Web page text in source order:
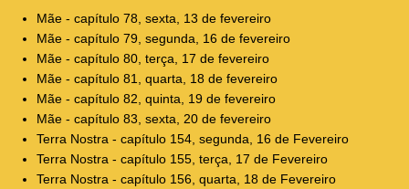
Mãe - capítulo 78, sexta, 13 de fevereiro
Mãe - capítulo 79, segunda, 16 de fevereiro
Mãe - capítulo 80, terça, 17 de fevereiro
Mãe - capítulo 81, quarta, 18 de fevereiro
Mãe - capítulo 82, quinta, 19 de fevereiro
Mãe - capítulo 83, sexta, 20 de fevereiro
Terra Nostra - capítulo 154, segunda, 16 de Fevereiro
Terra Nostra - capítulo 155, terça, 17 de Fevereiro
Terra Nostra - capítulo 156, quarta, 18 de Fevereiro